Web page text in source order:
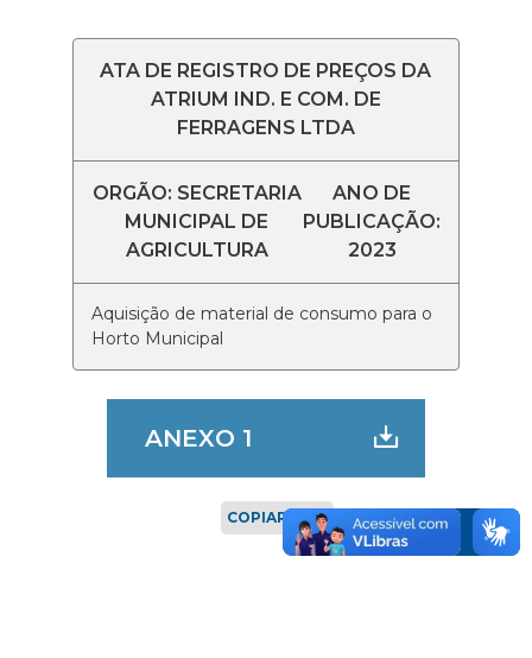
ATA DE REGISTRO DE PREÇOS DA
ATRIUM IND. E COM. DE
FERRAGENS LTDA
ORGÃO: SECRETARIA
MUNICIPAL DE
AGRICULTURA
ANO DE
PUBLICAÇÃO:
2023
Aquisição de material de consumo para o
Horto Municipal
ANEXO 1
COPIAR LINK